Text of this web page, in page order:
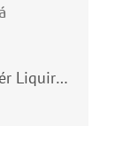
Paolazzi Lékořicový likér Liquirizia 24% 0,7L